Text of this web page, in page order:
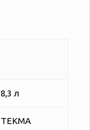
8,3 л
TEKMA